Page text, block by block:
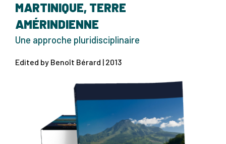
MARTINIQUE, TERRE
AMÉRINDIENNE
Une approche pluridisciplinaire
Edited by Benoît Bérard | 2013